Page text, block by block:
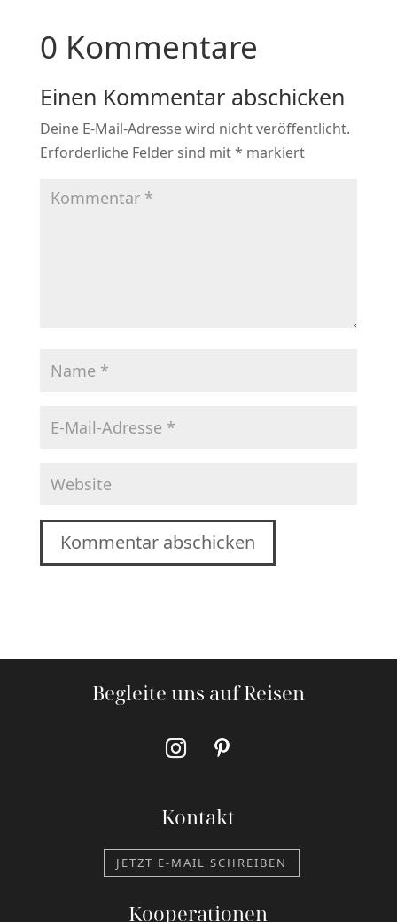
0 Kommentare
Einen Kommentar abschicken
Deine E-Mail-Adresse wird nicht veröffentlicht.
Erforderliche Felder sind mit* markiert
Kommentar abschicken
Begleite uns auf Reisen
Kontakt
JETZT E-MAIL SCHREIBEN
Kooperationen